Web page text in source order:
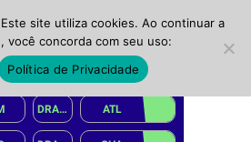
site utiliza cookies. Ao continuar a
você concorda com seu uso:
Política de Privacidade